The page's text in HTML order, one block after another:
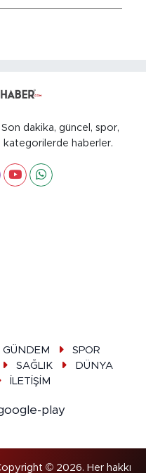
dakika, güncel, spor,
kategorilerde haberler.
GÜNDEM
SPOR
SAĞLIK
DÜNYA
İLETİŞİM
© 2026. Her hakkı